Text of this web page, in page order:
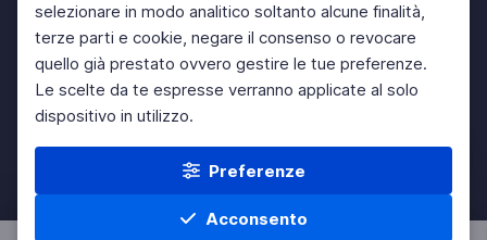
selezionare in modo analitico soltanto alcune finalità,
terze parti e cookie, negare il consenso o revocare
quello già prestato ovvero gestire le tue preferenze.
Le scelte da te espresse verranno applicate al solo
dispositivo in utilizzo.
Preferenze
Acconsento